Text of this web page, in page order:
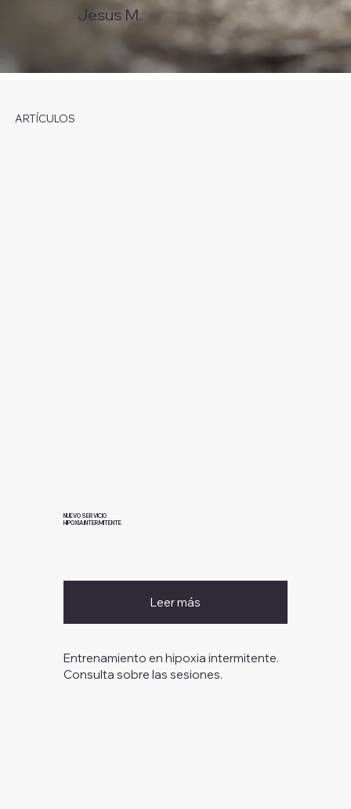
Jesus M.
ARTÍCULOS
NUEVO SERVICIO
HIPOXIA INTERMITENTE
Entrenamiento en hipoxia intermitente.
Consulta sobre las sesiones.
Leer más